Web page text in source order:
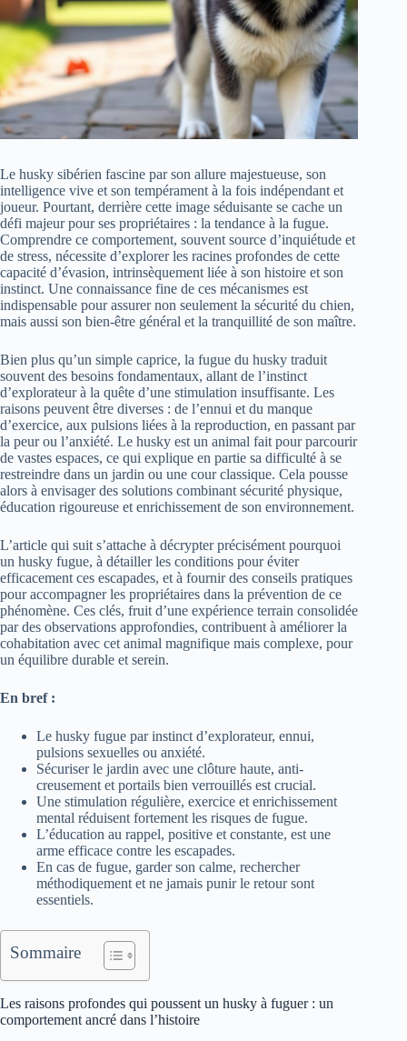
Le husky sibérien fascine par son allure majestueuse, son
intelligence vive et son tempérament à la fois indépendant et
joueur. Pourtant, derrière cette image séduisante se cache un
défi majeur pour ses propriétaires : la tendance à la fugue.
Comprendre ce comportement, souvent source d’inquiétude et
de stress, nécessite d’explorer les racines profondes de cette
capacité d’évasion, intrinsèquement liée à son histoire et son
instinct. Une connaissance fine de ces mécanismes est
indispensable pour assurer non seulement la sécurité du chien,
mais aussi son bien-être général et la tranquillité de son maître.
Bien plus qu’un simple caprice, la fugue du husky traduit
souvent des besoins fondamentaux, allant de l’instinct
d’explorateur à la quête d’une stimulation insuffisante. Les
raisons peuvent être diverses : de l’ennui et du manque
d’exercice, aux pulsions liées à la reproduction, en passant par
la peur ou l’anxiété. Le husky est un animal fait pour parcourir
de vastes espaces, ce qui explique en partie sa difficulté à se
restreindre dans un jardin ou une cour classique. Cela pousse
alors à envisager des solutions combinant sécurité physique,
éducation rigoureuse et enrichissement de son environnement.
L’article qui suit s’attache à décrypter précisément pourquoi
un husky fugue, à détailler les conditions pour éviter
efficacement ces escapades, et à fournir des conseils pratiques
pour accompagner les propriétaires dans la prévention de ce
phénomène. Ces clés, fruit d’une expérience terrain consolidée
par des observations approfondies, contribuent à améliorer la
cohabitation avec cet animal magnifique mais complexe, pour
un équilibre durable et serein.
En bref :
Le husky fugue par instinct d’explorateur, ennui,
pulsions sexuelles ou anxiété.
Sécuriser le jardin avec une clôture haute, anti-
creusement et portails bien verrouillés est crucial.
Une stimulation régulière, exercice et enrichissement
mental réduisent fortement les risques de fugue.
L’éducation au rappel, positive et constante, est une
arme efficace contre les escapades.
En cas de fugue, garder son calme, rechercher
méthodiquement et ne jamais punir le retour sont
essentiels.
Sommaire
Les raisons profondes qui poussent un husky à fuguer : un
comportement ancré dans l’histoire